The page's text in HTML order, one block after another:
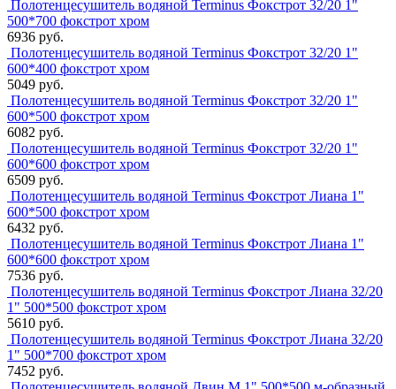
Полотенцесушитель водяной Terminus Фокстрот 32/20 1"
500*700 фокстрот хром
6936 руб.
Полотенцесушитель водяной Terminus Фокстрот 32/20 1"
600*400 фокстрот хром
5049 руб.
Полотенцесушитель водяной Terminus Фокстрот 32/20 1"
600*500 фокстрот хром
6082 руб.
Полотенцесушитель водяной Terminus Фокстрот 32/20 1"
600*600 фокстрот хром
6509 руб.
Полотенцесушитель водяной Terminus Фокстрот Лиана 1"
600*500 фокстрот хром
6432 руб.
Полотенцесушитель водяной Terminus Фокстрот Лиана 1"
600*600 фокстрот хром
7536 руб.
Полотенцесушитель водяной Terminus Фокстрот Лиана 32/20
1" 500*500 фокстрот хром
5610 руб.
Полотенцесушитель водяной Terminus Фокстрот Лиана 32/20
1" 500*700 фокстрот хром
7452 руб.